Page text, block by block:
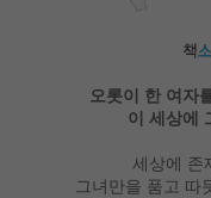
오롯이 한 여자
이 세상에
세상에 존
그녀만을 품고 따